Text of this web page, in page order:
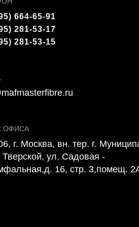
664-65-91
281-53-17
281-53-15
ОФИСА
г. Москва, вн. тер. г.
Тверской, ул. Садовая -
16, стр. 3,помещ.